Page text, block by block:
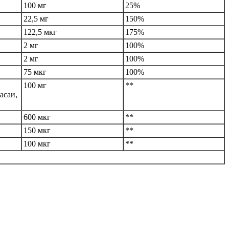
100 мг
25%
22,5 мг
150%
122,5 мкг
175%
2 мг
100%
2 мг
100%
75 мкг
100%
100 мг **
600 мкг
**
150 мкг
**
100 мкг
**